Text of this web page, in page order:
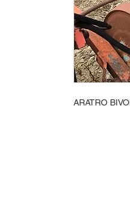
ARATRO